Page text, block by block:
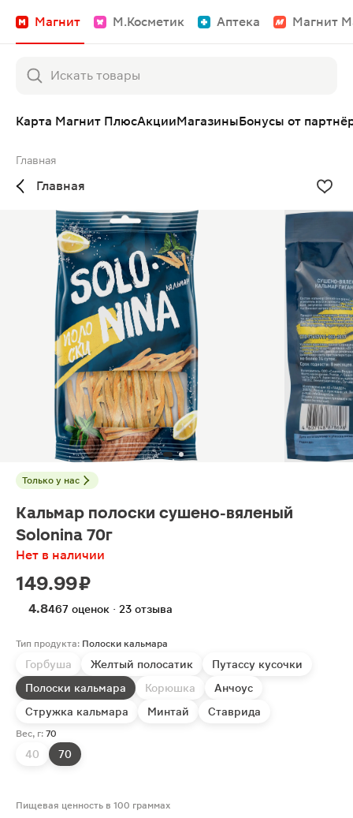
Магнит М.Косметик Аптека Магнит
Карта Магнит ПлюсАкцииМагазиныБонусы от
Главная
Главная
Только у нас
Кальмар полоски сушено-вяленый
Solonina 70г
Нет в наличии
149.99 ₽
4.8467 оценок · 23 отзыва
Тип продукта: Полоски кальмара
Горбуша Желтый полосатик
Путассу кусочки
Полоски кальмара
Корюшка
Анчоус
Стружка кальмара
Минтай Ставрида
Вес, г: 70
40 70
Пищевая ценность в 100 граммах